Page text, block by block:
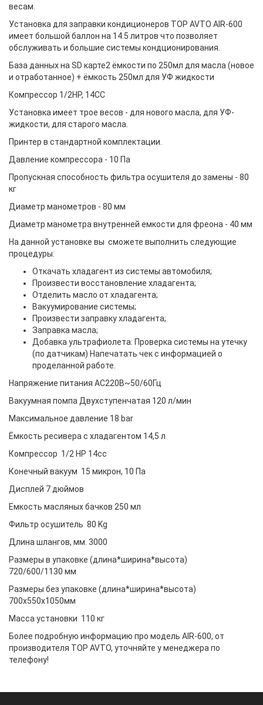
весам.
Установка для заправки кондиционеров TOP AVTO AIR-600
имеет большой баллон на 14.5 литров что позволяет
обслуживать и большие системы кондционирования.
База данных на SD карте2 ёмкости по 250мл для масла (новое
и отработанное) + ёмкость 250мл для УФ жидкости
Компрессор 1/2HP, 14CC
Установка имеет трое весов - для нового масла, для УФ-
жидкости, для старого масла.
Принтер в стандартной комплектации.
Давление компрессора - 10 Па
Пропускная способность фильтра осушителя до замены - 80
кг
Диаметр манометров - 80 мм
Диаметр манометра внутренней емкости для фреона - 40 мм
На данной установке вы сможете выполнить следующие
процедуры:
Откачать хладагент из системы автомобиля;
Произвести восстановление хладагента;
Отделить масло от хладагента;
Вакуумирование системы;
Произвести заправку хладагента;
Заправка масла;
Добавка ультрафиолета: Проверка системы на утечку
(по датчикам) Напечатать чек с информацией о
проделанной работе.
Напряжение питания AC220В~50/60Гц
Вакуумная помпа Двухступенчатая 120 л/мин
Максимальное давление 18 bar
Ёмкость ресивера с хладагентом 14,5 л
Компрессор 1/2 НР 14сс
Конечный вакуум 15 микрон, 10 Па
Дисплей 7 дюймов
Емкость масляных бачков 250 мл
Фильтр осушитель 80 Kg
Длина шлангов, мм. 3000
Размеры в упаковке (длина*ширина*высота)
720/600/1130 мм
Размеры без упаковке (длина*ширина*высота)
700х550х1050мм
Масса установки 110 кг
Более подробную информацию про модель AIR-600, от
производителя TOP AVTO, уточняйте у менеджера по
телефону!